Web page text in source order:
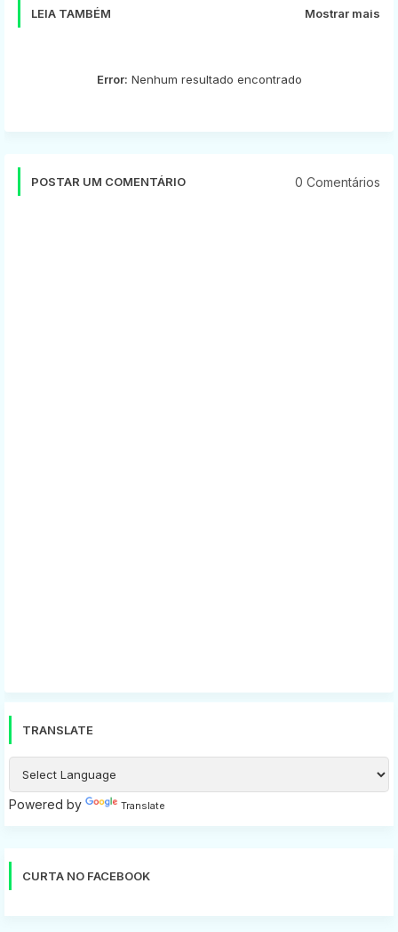
LEIA TAMBÉM Mostrar mais
Error: Nenhum resultado encontrado
POSTAR UM COMENTÁRIO 0 Comentários
TRANSLATE
Powered by Translate
CURTA NO FACEBOOK